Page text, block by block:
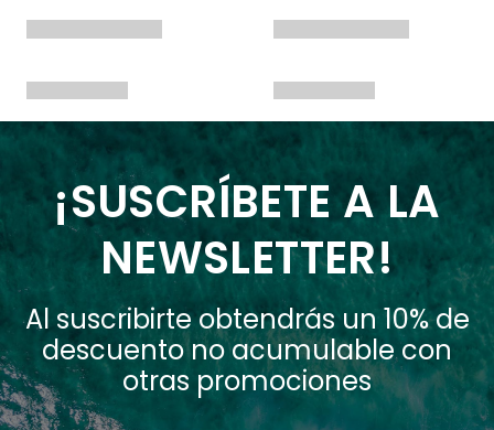
¡SUSCRÍBETE A LA
NEWSLETTER!
Al suscribirte obtendrás un 10% de
descuento no acumulable con
otras promociones